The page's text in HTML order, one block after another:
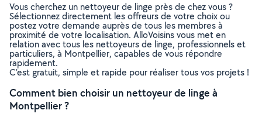
Vous cherchez un nettoyeur de linge près de chez vous ?
Sélectionnez directement les offreurs de votre choix ou
postez votre demande auprès de tous les membres à
proximité de votre localisation. AlloVoisins vous met en
relation avec tous les nettoyeurs de linge, professionnels et
particuliers, à Montpellier, capables de vous répondre
rapidement.
C’est gratuit, simple et rapide pour réaliser tous vos projets !
Comment bien choisir un nettoyeur de linge à
Montpellier ?